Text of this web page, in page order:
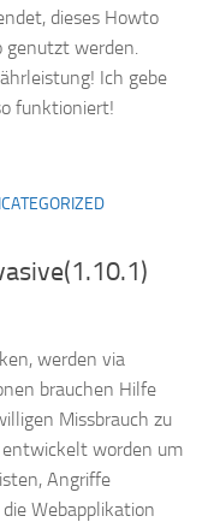
dieses Howto
werden.
Ich gebe
funktioniert!
werden via
brauchen Hilfe
Missbrauch zu
worden um
Angriffe
Webapplikation